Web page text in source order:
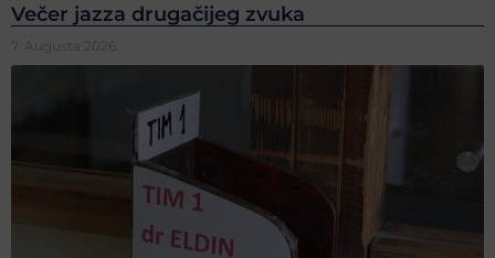
Večer jazza drugačijeg zvuka
7. Augusta 2026.